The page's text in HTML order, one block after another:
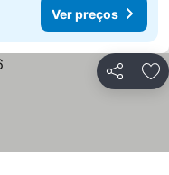
Ver preços
Partilhar